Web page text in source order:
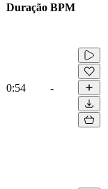
Duração BPM
0:54 -